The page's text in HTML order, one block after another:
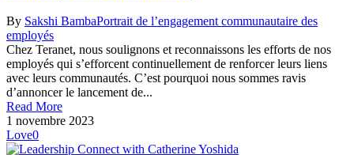
By Sakshi BambaPortrait de l’engagement communautaire des
employés
Chez Teranet, nous soulignons et reconnaissons les efforts de nos
employés qui s’efforcent continuellement de renforcer leurs liens
avec leurs communautés. C’est pourquoi nous sommes ravis
d’annoncer le lancement de...
Read More
1 novembre 2023
Love0